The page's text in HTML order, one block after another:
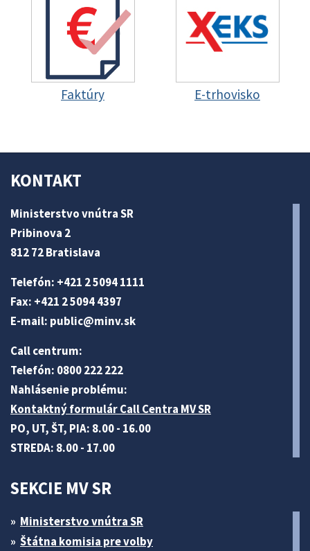
Faktúry E-trhovisko
KONTAKT
Ministerstvo vnútra SR
Pribinova 2
812 72 Bratislava
Telefón: +421 2 5094 1111
Fax: +421 2 5094 4397
E-mail: public@minv.sk
Call centrum:
Telefón: 0800 222 222
Nahlásenie problému:
Kontaktný formulár Call Centra MV SR
PO, UT, ŠT, PIA: 8.00 - 16.00
STREDA: 8.00 - 17.00
SEKCIE MV SR
Ministerstvo vnútra SR
Štátna komisia pre volby